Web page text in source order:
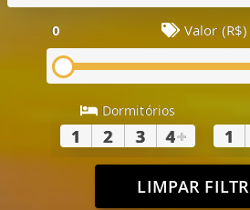
0 Valor (R$)
Dormitórios
1 2 3 4+ 1
LIMPAR